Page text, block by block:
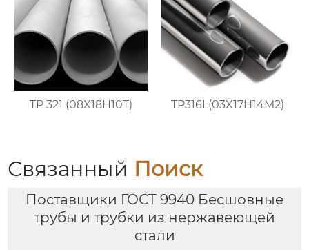
TP 321 (08X18H10T) TP316L(03X17H14M2)
Связанный Поиск
Поставщики ГОСТ 9940 Бесшовные
трубы и трубки из нержавеющей
стали